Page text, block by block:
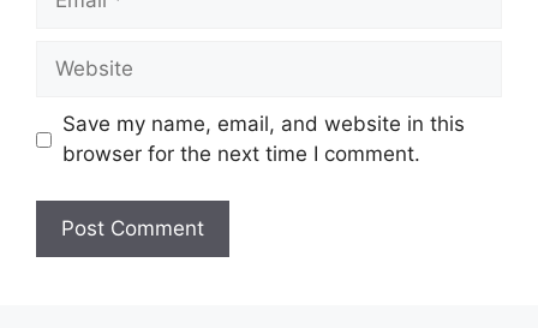
Website
Save my name, email, and website in this
browser for the next time I comment.